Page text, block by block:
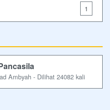
1
Ambyah - Dilihat 24082 kali